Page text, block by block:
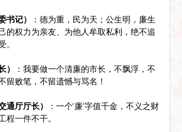
书记）
：德为重，民为天；公生明，廉生
的权力为亲友、为他人牟取私利，绝不追
。
）
：我要做一个清廉的市长，不飘浮，不
留败笔，不留遗憾与骂名！
通厅厅长）
：一个‘廉’字值千金，不义之财
程一件不干。